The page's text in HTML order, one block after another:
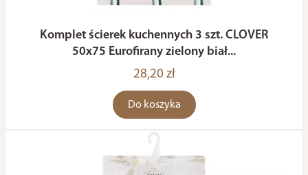
Komplet ścierek kuchennych 3 szt. CLOVER
50x75 Eurofirany zielony biał...
28,20 zł
Do koszyka